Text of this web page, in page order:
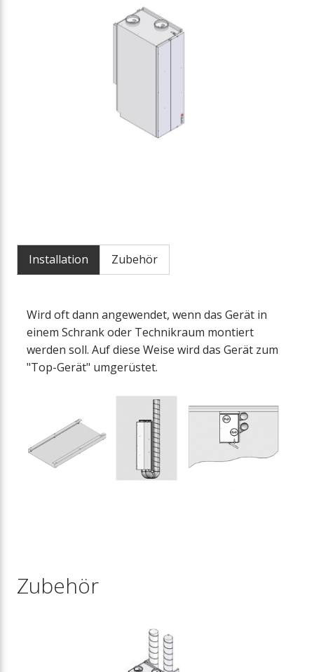
Installation Zubehör
Wird oft dann angewendet, wenn das Gerät in
einem Schrank oder Technikraum montiert
werden soll. Auf diese Weise wird das Gerät zum
"Top-Gerät" umgerüstet.
Zubehör